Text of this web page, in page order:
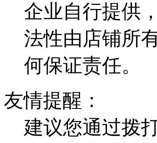
企业自行提供
法性由店铺所
何保证责任。
友情提醒：
建议您通过拨